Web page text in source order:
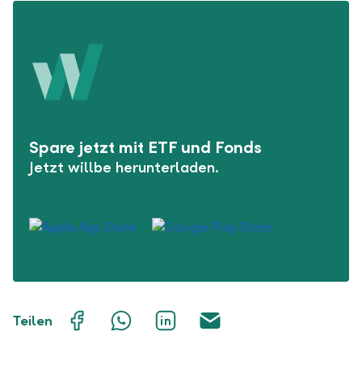
Spare jetzt mit ETF und Fonds
Jetzt willbe herunterladen.
Teilen
Facebook WhatsAppLinkedIn